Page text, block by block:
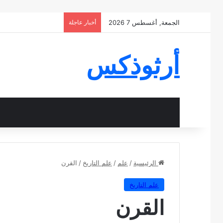
الجمعة, أغسطس 7 2026 أخبار عاجلة
أرثوذكس
الرئيسية / علم / علم التاريخ / القرن
علم التاريخ
القرن